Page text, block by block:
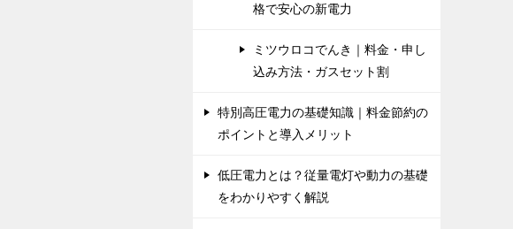
格で安心の新電力
ミツウロコでんき｜料金・申し
込み方法・ガスセット割
特別高圧電力の基礎知識｜料金節約の
ポイントと導入メリット
低圧電力とは？従量電灯や動力の基礎
をわかりやすく解説